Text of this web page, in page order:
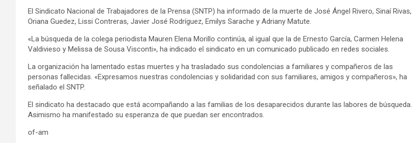
El Sindicato Nacional de Trabajadores de la Prensa (SNTP) ha informado de la muerte de José Ángel Rivero, Sinaí Rivas,
Oriana Guedez, Lissi Contreras, Javier José Rodríguez, Emilys Sarache y Adriany Matute.
«La búsqueda de la colega periodista Mauren Elena Morillo continúa, al igual que la de Ernesto García, Carmen Helena
Valdivieso y Melissa de Sousa Visconti», ha indicado el sindicato en un comunicado publicado en redes sociales.
La organización ha lamentado estas muertes y ha trasladado sus condolencias a familiares y compañeros de las
personas fallecidas. «Expresamos nuestras condolencias y solidaridad con sus familiares, amigos y compañeros», ha
señalado el SNTP.
El sindicato ha destacado que está acompañando a las familias de los desaparecidos durante las labores de búsqueda.
Asimismo ha manifestado su esperanza de que puedan ser encontrados.
of-am